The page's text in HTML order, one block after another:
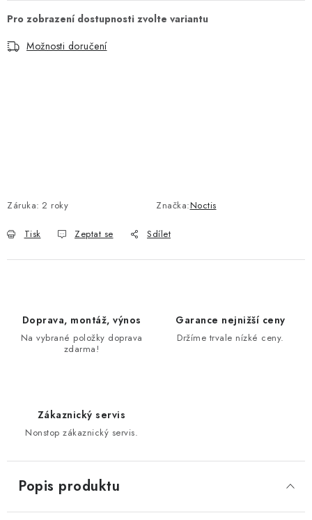
Možnosti doručení
Záruka: 2 roky Značka:Noctis
Tisk Zeptat se Sdílet
Doprava, montáž, výnos
Na vybrané položky doprava
zdarma!
Garance nejnižší ceny
Držíme trvale nízké ceny.
Zákaznický servis
Nonstop zákaznický servis.
Popis produktu